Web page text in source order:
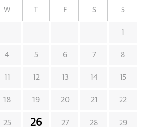
W F S S
1
4 5 6 7 8
11 12 13 14 15
18 19 20 21 22
25 26 27 28 29